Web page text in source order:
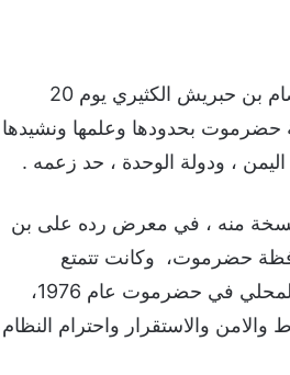
أوضح الرئيس علي ناصر محمد موقفه من خطاب الشيخ عصام بن حبريش الكثيري يوم 20
حضرموت بحدودها وعلمها ونشيدها
، ودولة الوحدة ، حد زعمه .
منه ، في معرض رده على بن
حضرموت، وكانت تتمتع
باستقلال مالي وإداري وجرت أول انتخابات لمجلس الشعب المحلي في حضرموت عام 1976،
والاستقرار واحترام النظام